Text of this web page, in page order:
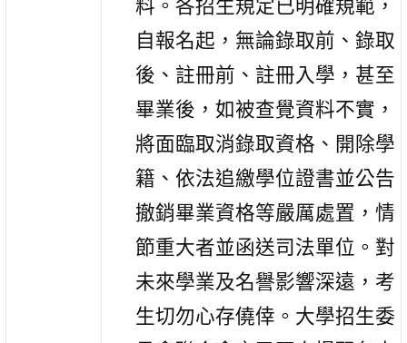
料。各招生規定已明確規範，
自報名起，無論錄取前、錄取
後、註冊前、註冊入學，甚至
畢業後，如被查覺資料不實，
將面臨取消錄取資格、開除學
籍、依法追繳學位證書並公告
撤銷畢業資格等嚴厲處置，情
節重大者並函送司法單位。對
未來學業及名譽影響深遠，考
生切勿心存僥倖。大學招生委